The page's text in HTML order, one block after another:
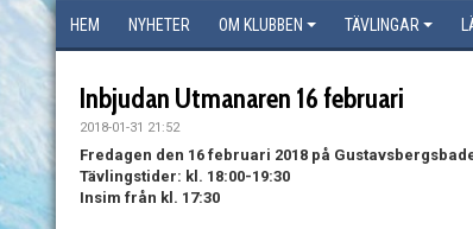
HEM NYHETER OM KLUBBEN TÄVLINGAR
Inbjudan Utmanaren 16 februari
2018-01-31 21:52
Fredagen den 16 februari 2018 på
Tävlingstider: kl. 18:00-19:30
Insim från kl. 17:30